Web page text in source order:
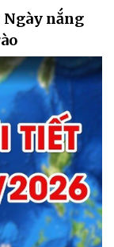
Ngày nắng